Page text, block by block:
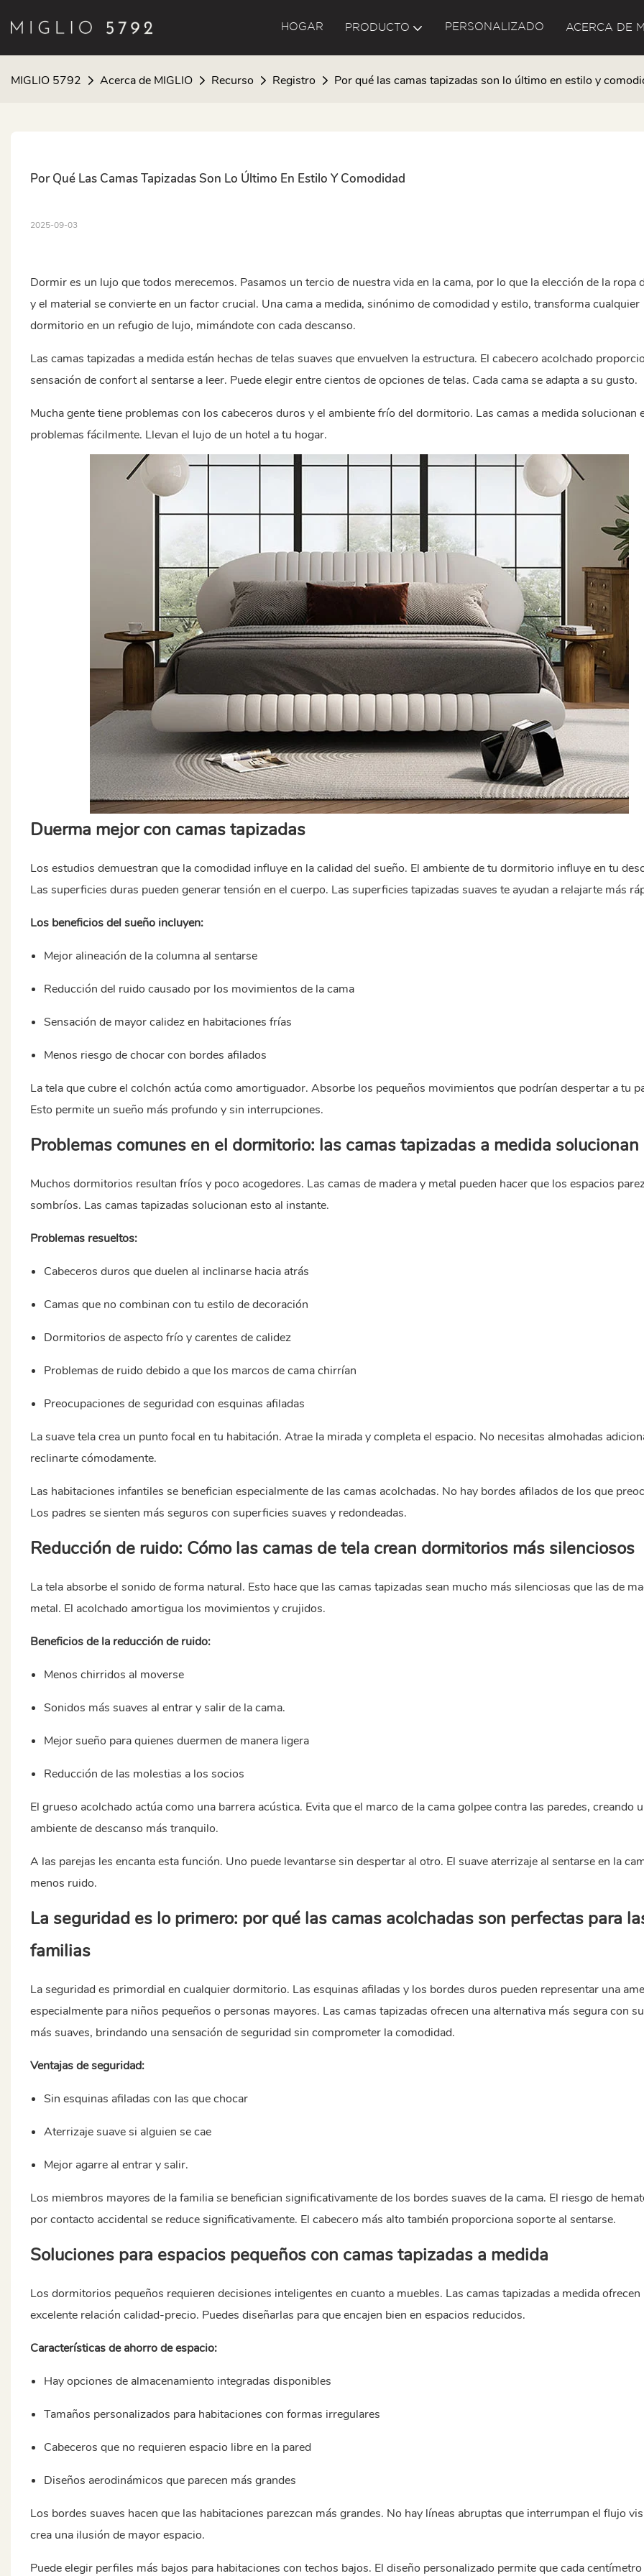
HOGAR PRODUCTO PERSONALIZADO ACERCA DE
MIGLIO 5792 Acerca de MIGLIO Recurso Registro Por qué las camas tapizadas son lo último en estilo y
Por Qué Las Camas Tapizadas Son Lo Último En Estilo Y Comodidad
2025-09-03
Dormir es un lujo que todos merecemos. Pasamos un tercio de nuestra vida en la cama, por lo que la elección de la ropa
y el material se convierte en un factor crucial. Una cama a medida, sinónimo de comodidad y estilo, transforma cualquier
dormitorio en un refugio de lujo, mimándote con cada descanso.
Las camas tapizadas a medida están hechas de telas suaves que envuelven la estructura. El cabecero acolchado
sensación de confort al sentarse a leer. Puede elegir entre cientos de opciones de telas. Cada cama se adapta a su gusto.
Mucha gente tiene problemas con los cabeceros duros y el ambiente frío del dormitorio. Las camas a medida solucionan
problemas fácilmente. Llevan el lujo de un hotel a tu hogar.
Duerma mejor con camas tapizadas
Los estudios demuestran que la comodidad influye en la calidad del sueño. El ambiente de tu dormitorio influye en tu
Las superficies duras pueden generar tensión en el cuerpo. Las superficies tapizadas suaves te ayudan a relajarte más
Los beneficios del sueño incluyen:
Mejor alineación de la columna al sentarse
Reducción del ruido causado por los movimientos de la cama
Sensación de mayor calidez en habitaciones frías
Menos riesgo de chocar con bordes afilados
La tela que cubre el colchón actúa como amortiguador. Absorbe los pequeños movimientos que podrían despertar a tu
Esto permite un sueño más profundo y sin interrupciones.
Problemas comunes en el dormitorio: las camas tapizadas a medida solucionan
Muchos dormitorios resultan fríos y poco acogedores. Las camas de madera y metal pueden hacer que los espacios
sombríos. Las camas tapizadas solucionan esto al instante.
Problemas resueltos:
Cabeceros duros que duelen al inclinarse hacia atrás
Camas que no combinan con tu estilo de decoración
Dormitorios de aspecto frío y carentes de calidez
Problemas de ruido debido a que los marcos de cama chirrían
Preocupaciones de seguridad con esquinas afiladas
La suave tela crea un punto focal en tu habitación. Atrae la mirada y completa el espacio. No necesitas almohadas
reclinarte cómodamente.
Las habitaciones infantiles se benefician especialmente de las camas acolchadas. No hay bordes afilados de los que
Los padres se sienten más seguros con superficies suaves y redondeadas.
Reducción de ruido: Cómo las camas de tela crean dormitorios más silenciosos
La tela absorbe el sonido de forma natural. Esto hace que las camas tapizadas sean mucho más silenciosas que las de
metal. El acolchado amortigua los movimientos y crujidos.
Beneficios de la reducción de ruido:
Menos chirridos al moverse
Sonidos más suaves al entrar y salir de la cama.
Mejor sueño para quienes duermen de manera ligera
Reducción de las molestias a los socios
El grueso acolchado actúa como una barrera acústica. Evita que el marco de la cama golpee contra las paredes, creando
ambiente de descanso más tranquilo.
A las parejas les encanta esta función. Uno puede levantarse sin despertar al otro. El suave aterrizaje al sentarse en la
menos ruido.
La seguridad es lo primero: por qué las camas acolchadas son perfectas para
familias
La seguridad es primordial en cualquier dormitorio. Las esquinas afiladas y los bordes duros pueden representar una
especialmente para niños pequeños o personas mayores. Las camas tapizadas ofrecen una alternativa más segura con
más suaves, brindando una sensación de seguridad sin comprometer la comodidad.
Ventajas de seguridad:
Sin esquinas afiladas con las que chocar
Aterrizaje suave si alguien se cae
Mejor agarre al entrar y salir.
Los miembros mayores de la familia se benefician significativamente de los bordes suaves de la cama. El riesgo de
por contacto accidental se reduce significativamente. El cabecero más alto también proporciona soporte al sentarse.
Soluciones para espacios pequeños con camas tapizadas a medida
Los dormitorios pequeños requieren decisiones inteligentes en cuanto a muebles. Las camas tapizadas a medida ofrecen
excelente relación calidad-precio. Puedes diseñarlas para que encajen bien en espacios reducidos.
Características de ahorro de espacio:
Hay opciones de almacenamiento integradas disponibles
Tamaños personalizados para habitaciones con formas irregulares
Cabeceros que no requieren espacio libre en la pared
Diseños aerodinámicos que parecen más grandes
Los bordes suaves hacen que las habitaciones parezcan más grandes. No hay líneas abruptas que interrumpan el flujo
crea una ilusión de mayor espacio.
Puede elegir perfiles más bajos para habitaciones con techos bajos. El diseño personalizado permite que cada centímetro